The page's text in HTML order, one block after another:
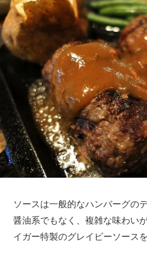
ソースは一般的なハンバーグの
醤油系でもなく、複雑な味わい
イガー特製のグレイビーソース